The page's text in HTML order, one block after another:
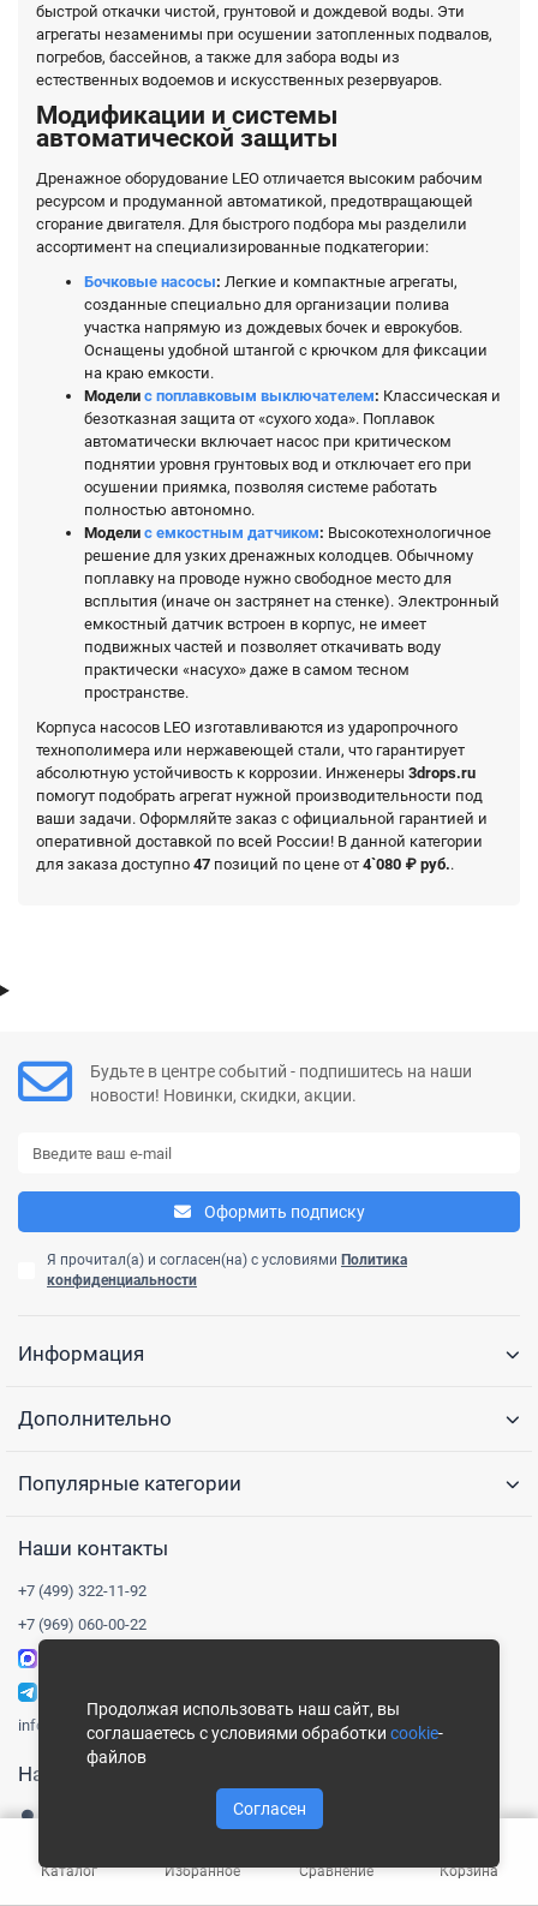
быстрой откачки чистой, грунтовой и дождевой воды. Эти
агрегаты незаменимы при осушении затопленных подвалов,
погребов, бассейнов, а также для забора воды из
естественных водоемов и искусственных резервуаров.
Модификации и системы
автоматической защиты
Дренажное оборудование LEO отличается высоким рабочим
ресурсом и продуманной автоматикой, предотвращающей
сгорание двигателя. Для быстрого подбора мы разделили
ассортимент на специализированные подкатегории:
Бочковые насосы: Легкие и компактные агрегаты,
созданные специально для организации полива
участка напрямую из дождевых бочек и еврокубов.
Оснащены удобной штангой с крючком для фиксации
на краю емкости.
Модели с поплавковым выключателем: Классическая и
безотказная защита от «сухого хода». Поплавок
автоматически включает насос при критическом
поднятии уровня грунтовых вод и отключает его при
осушении приямка, позволяя системе работать
полностью автономно.
Модели с емкостным датчиком: Высокотехнологичное
решение для узких дренажных колодцев. Обычному
поплавку на проводе нужно свободное место для
всплытия (иначе он застрянет на стенке). Электронный
емкостный датчик встроен в корпус, не имеет
подвижных частей и позволяет откачивать воду
практически «насухо» даже в самом тесном
пространстве.
Корпуса насосов LEO изготавливаются из ударопрочного
технополимера или нержавеющей стали, что гарантирует
абсолютную устойчивость к коррозии. Инженеры 3drops.ru
помогут подобрать агрегат нужной производительности под
ваши задачи. Оформляйте заказ с официальной гарантией и
оперативной доставкой по всей России! В данной категории
для заказа доступно 47 позиций по цене от 4`080 ₽ руб..
Будьте в центре событий - подпишитесь на наши
новости! Новинки, скидки, акции.
Оформить подписку
Я прочитал(а) и согласен(на) с условиями Политика
конфиденциальности
Информация
Дополнительно
Популярные категории
Наши контакты
+7 (499) 322-11-92
+7 (969) 060-00-22
info@3drops.ru
Наш адрес
Московская область, город Королёв, улица Пионерская, дом 1
Продолжая использовать наш сайт, вы
соглашаетесь с условиями обработки cookie-
файлов
Согласен
Каталог Избранное Сравнение Корзина